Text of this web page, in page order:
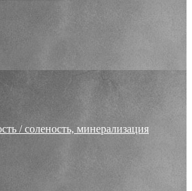
/ соленость, минерализация